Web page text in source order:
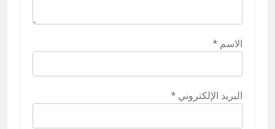
الاسم *
البريد الإلكتروني *